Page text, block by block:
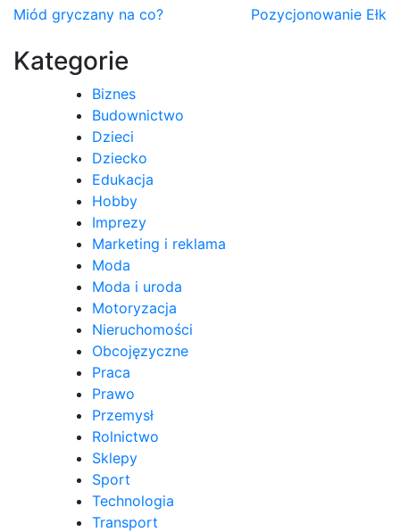
Nawigacja
wpisu
Miód gryczany na co? Pozycjonowanie Ełk
Kategorie
Biznes
Budownictwo
Dzieci
Dziecko
Edukacja
Hobby
Imprezy
Marketing i reklama
Moda
Moda i uroda
Motoryzacja
Nieruchomości
Obcojęzyczne
Praca
Prawo
Przemysł
Rolnictwo
Sklepy
Sport
Technologia
Transport